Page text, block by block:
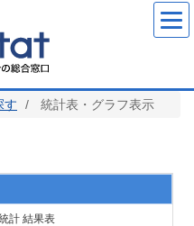
す 統計表・グラフ表示
計 結果表